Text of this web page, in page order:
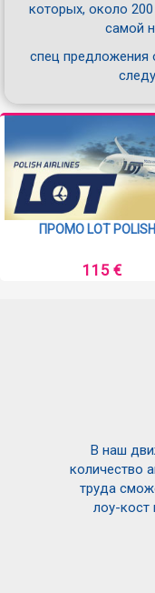
которых, около
самой
спец предложения
ПРОМО LOT POLISH
115 €
В наш
количество
труда
лоу-